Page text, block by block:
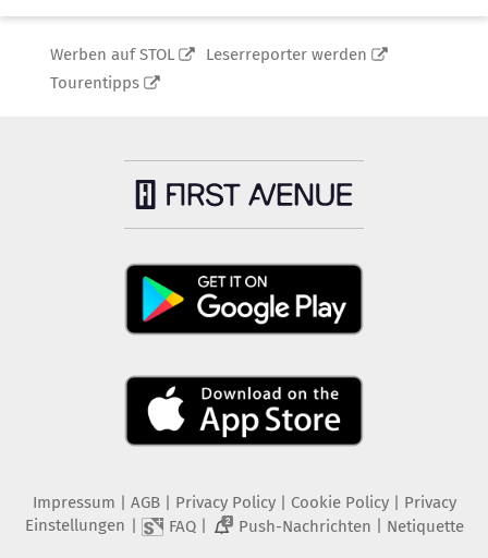
Werben auf STOL
Leserreporter werden
Tourentipps
Impressum AGB Privacy Policy| Cookie Policy| Privacy
Einstellungen
FAQ| 2 Push-Nachrichten Netiquette